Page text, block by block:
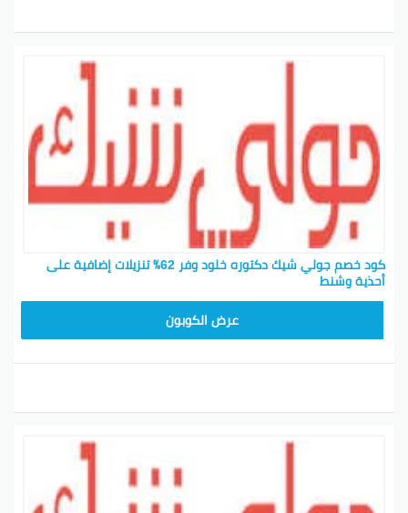
كود خصم جولي شيك دكتوره خلود وفر 62٪ تنزيلات إضافية على
أحذية وشنط
عرض الكوبون